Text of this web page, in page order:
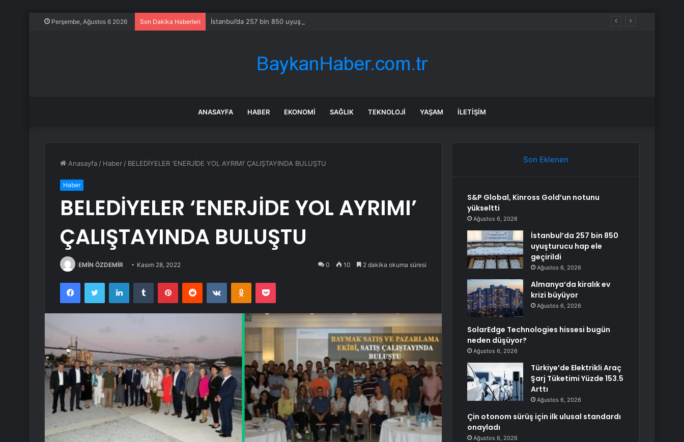
Perşembe, Ağustos 6 2026 Son Dakika Haberleri İstanbul’da 257 bin 850 uyuşturucu hap ele geçirildi
ANASAYFA HABER EKONOMI SAĞLIK TEKNOLOJI YAŞAM İLETIŞIM
Anasayfa / Haber / BELEDİYELER ‘ENERJİDE YOL AYRIMI’ ÇALIŞTAYINDA BULUŞTU
Haber
BELEDİYELER ‘ENERJİDE YOL AYRIMI’
ÇALIŞTAYINDA BULUŞTU
EMİN ÖZDEMİR Kasım 28, 2022 0 10 2 dakika okuma süresi
FacebookTwitter LinkedInTumblr PinterestReddit VKontakteOdnoklassniki
Pocket
Son Eklenen
S&P Global, Kinross Gold’un notunu
yükseltti
Ağustos 6, 2026
İstanbul’da 257 bin 850
uyuşturucu hap ele
geçirildi
Ağustos 6, 2026
Almanya’da kiralık ev
krizi büyüyor
Ağustos 6, 2026
SolarEdge Technologies hissesi bugün
neden düşüyor?
Ağustos 6, 2026
Türkiye’de Elektrikli Araç
Şarj Tüketimi Yüzde 153.5
Arttı
Ağustos 6, 2026
Çin otonom sürüş için ilk ulusal standardı
onayladı
Ağustos 6, 2026